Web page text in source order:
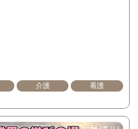
介護
看護